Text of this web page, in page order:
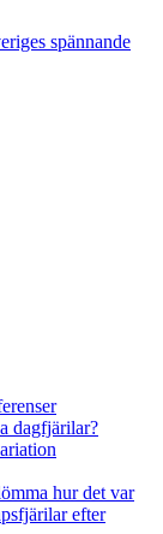
dagfjärilar?
hur det var
efter